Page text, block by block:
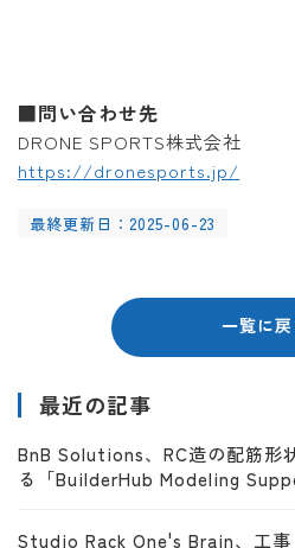
■問い合わせ先
DRONE SPORTS株式会社
https://dronesports.jp/
最終更新日：2025-06-23
一覧に戻
最近の記事
BnB Solutions、RC造の配筋形
る「BuilderHub Modeling
Studio Rack One's Brain、工事